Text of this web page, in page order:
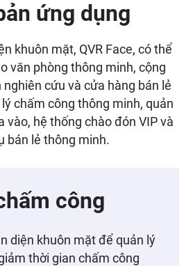
ứng dụng
khuôn mặt, QVR Face, có thể
văn phòng thông minh, cộng
cứu và cửa hàng bán lẻ
chấm công thông minh, quản
vào, hệ thống chào đón VIP và
bán lẻ thông minh.
công
diện khuôn mặt để quản lý
thời gian chấm công